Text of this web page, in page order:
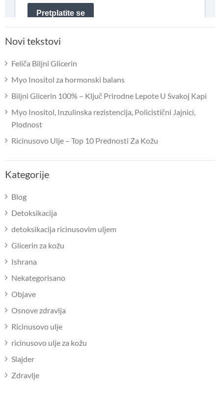
Novi tekstovi
Feliča Biljni Glicerin
Myo Inositol za hormonski balans
Biljni Glicerin 100% – Ključ Prirodne Lepote U Svakoj Kapi
Myo Inositol, Inzulinska rezistencija, Policistični Jajnici,
Plodnost
Ricinusovo Ulje – Top 10 Prednosti Za Kožu
Kategorije
Blog
Detoksikacija
detoksikacija ricinusovim uljem
Glicerin za kožu
Ishrana
Nekategorisano
Objave
Osnove zdravlja
Ricinusovo ulje
ricinusovo ulje za kožu
Slajder
Zdravlje